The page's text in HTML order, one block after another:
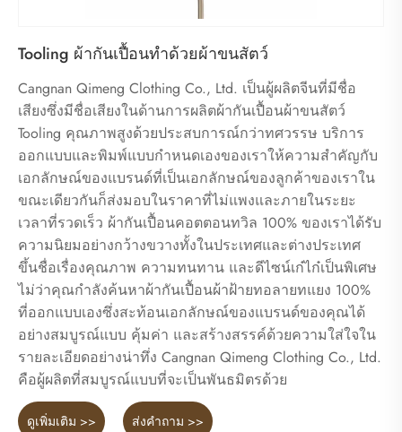
Tooling ผ้ากันเปื้อนทำด้วยผ้าขนสัตว์
Cangnan Qimeng Clothing Co., Ltd. เป็นผู้ผลิตจีนที่มีชื่อ
เสียงซึ่งมีชื่อเสียงในด้านการผลิตผ้ากันเปื้อนผ้าขนสัตว์
Tooling คุณภาพสูงด้วยประสบการณ์กว่าทศวรรษ บริการ
ออกแบบและพิมพ์แบบกำหนดเองของเราให้ความสำคัญกับ
เอกลักษณ์ของแบรนด์ที่เป็นเอกลักษณ์ของลูกค้าของเราใน
ขณะเดียวกันก็ส่งมอบในราคาที่ไม่แพงและภายในระยะ
เวลาที่รวดเร็ว ผ้ากันเปื้อนคอตตอนทวิล 100% ของเราได้รับ
ความนิยมอย่างกว้างขวางทั้งในประเทศและต่างประเทศ
ขึ้นชื่อเรื่องคุณภาพ ความทนทาน และดีไซน์เก๋ไก๋เป็นพิเศษ
ไม่ว่าคุณกำลังค้นหาผ้ากันเปื้อนผ้าฝ้ายทอลายทแยง 100%
ที่ออกแบบเองซึ่งสะท้อนเอกลักษณ์ของแบรนด์ของคุณได้
อย่างสมบูรณ์แบบ คุ้มค่า และสร้างสรรค์ด้วยความใส่ใจใน
รายละเอียดอย่างน่าทึ่ง Cangnan Qimeng Clothing Co., Ltd.
คือผู้ผลิตที่สมบูรณ์แบบที่จะเป็นพันธมิตรด้วย
ดูเพิ่มเติม >> ส่งคำถาม >>